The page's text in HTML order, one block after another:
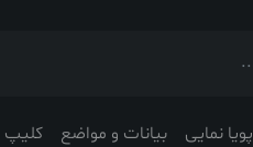
پویا نمایی بیانات و مواضع کلیپ